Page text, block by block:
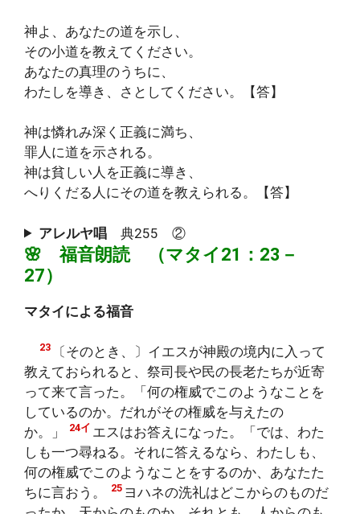
神よ、あなたの道を示し、
その小道を教えてください。
あなたの真理のうちに、
わたしを導き、さとしてください。【答】
神は憐れみ深く正義に満ち、
罪人に道を示される。
神は貧しい人を正義に導き、
へりくだる人にその道を教えられる。【答】
アレルヤ唱 典255 ②
🌸 福音朗読 （マタイ21：23－
27）
マタイによる福音
23
〔そのとき、〕イエスが神殿の境内に入って
教えておられると、祭司長や民の長老たちが近寄
って来て言った。「何の権威でこのようなことを
しているのか。だれがその権威を与えたの
か。」
24イ エスはお答えになった。「では、わた
しも一つ尋ねる。それに答えるなら、わたしも、
何の権威でこのようなことをするのか、あなたた
ちに言おう。
25 ヨハネの洗礼はどこからのものだ